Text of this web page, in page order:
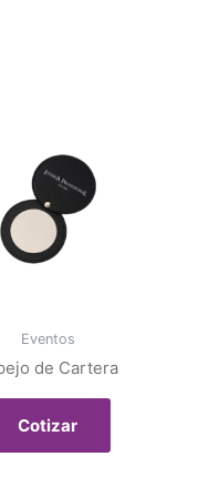
Eventos
de Cartera
Cotizar